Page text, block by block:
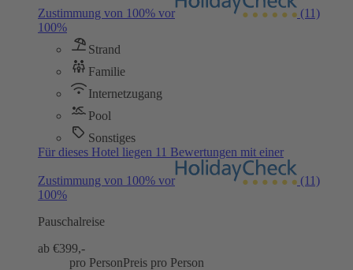
Zustimmung von 100% vor
(11)
100%
Strand
Familie
Internetzugang
Pool
Sonstiges
Für dieses Hotel liegen 11 Bewertungen mit einer
Zustimmung von 100% vor
(11)
100%
Pauschalreise
ab €399,-
pro PersonPreis pro Person